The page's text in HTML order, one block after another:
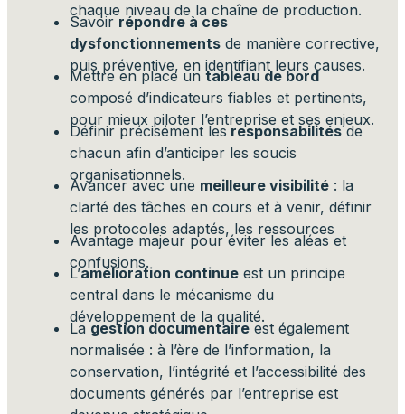
chaque niveau de la chaîne de production.
Savoirrépondre à ces
dysfonctionnementsde manière corrective,
puis préventive, en identifiant leurs causes.
Mettre en place un tableau de bord
composé d’indicateurs fiables et pertinents,
pour mieux piloter l’entreprise et ses enjeux.
Définir précisément lesresponsabilitésde
chacun afin d’anticiper les soucis
organisationnels.
Avancer avec une meilleure visibilité: la
clarté des tâches en cours et à venir, définir
les protocoles adaptés, les ressources
Avantage majeur pour éviter les aléas et
confusions.
L’amélioration continueest un principe
central dans le mécanisme du
développement de la qualité.
Lagestion documentaireest également
normalisée : à l’ère de l’information, la
conservation, l’intégrité et l’accessibilité des
documents générés par l’entreprise est